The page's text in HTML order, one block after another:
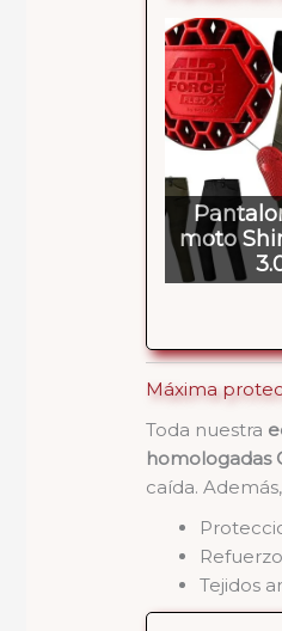
moto
Máxima
Toda nuestra
homologadas
caída.
Tejidos